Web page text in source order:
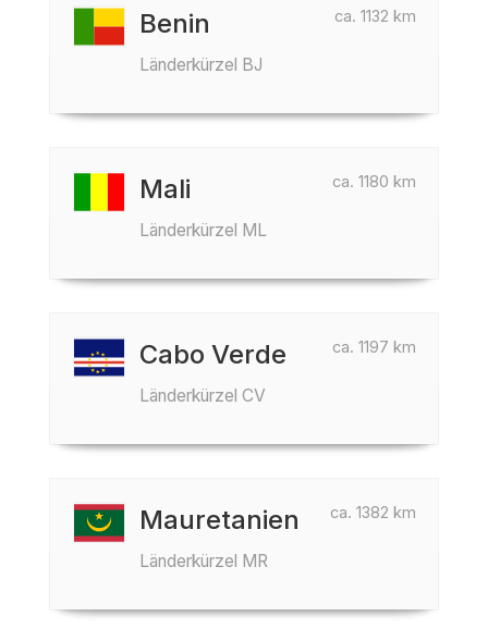
ca. 1132 km
Benin
Länderkürzel BJ
ca. 1180 km
Mali
Länderkürzel ML
ca. 1197 km
Cabo Verde
Länderkürzel CV
ca. 1382 km
Mauretanien
Länderkürzel MR